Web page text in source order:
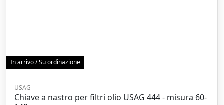
In arrivo / Su ordinazione
USAG
Chiave a nastro per filtri olio USAG 444 - misura 60-